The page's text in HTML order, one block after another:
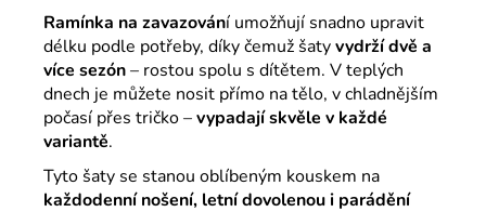
Ramínka na zavazování umožňují snadno upravit
délku podle potřeby, díky čemuž šatyvydrží dvě a
více sezón– rostou spolu s dítětem. V teplých
dnech je můžete nosit přímo na tělo, v chladnějším
počasí přes tričko –vypadají skvěle v každé
variantě.
Tyto šaty se stanou oblíbeným kouskem na
každodenní nošení, letní dovolenou i parádění